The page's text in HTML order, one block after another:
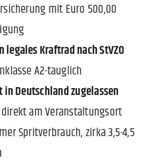
mit Euro 500,00
Kraftrad nach StVZO
A2-tauglich
Deutschland zugelassen
am Veranstaltungsort
Spritverbrauch, zirka 3,5-4,5